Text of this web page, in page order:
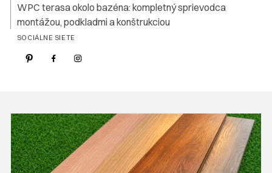
WPC terasa okolo bazéna: kompletný sprievodca
montážou, podkladmi a konštrukciou
SOCIÁLNE SIETE